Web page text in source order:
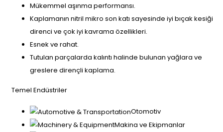
Mükemmel aşınma performansı.
Kaplamanın nitril mikro son katı sayesinde iyi bıçak kesiği
direnci ve çok iyi kavrama özellikleri.
Esnek ve rahat.
Tutulan parçalarda kalıntı halinde bulunan yağlara ve
greslere dirençli kaplama.
Temel Endüstriler
Otomotiv
Makina ve Ekipmanlar